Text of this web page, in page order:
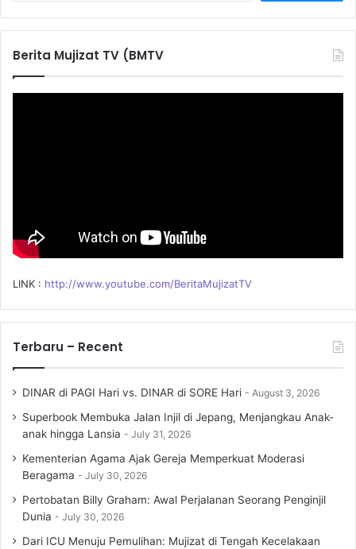
r
f
o
Berita Mujizat TV (BMTV
LINK : http://www.youtube.com/BeritaMujizatTV
Terbaru – Recent
DINAR di PAGI Hari vs. DINAR di SORE Hari August 3, 2026
Superbook Membuka Jalan Injil di Jepang, Menjangkau Anak-
anak hingga Lansia
July 31, 2026
Kementerian Agama Ajak Gereja Memperkuat Moderasi
Beragama
July 30, 2026
Pertobatan Billy Graham: Awal Perjalanan Seorang Penginjil
Dunia
July 30, 2026
Dari ICU Menuju Pemulihan: Mujizat di Tengah Kecelakaan